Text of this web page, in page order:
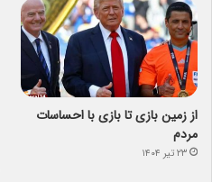
از زمین بازی تا بازی با احساسات
مردم
۲۳ تیر ۱۴۰۴